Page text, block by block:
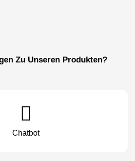
Zu Unseren Produkten?
Chatbot